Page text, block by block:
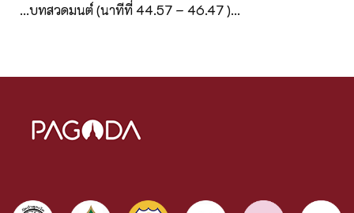
...บทสวดมนต์ (นาทีที่ 44.57 – 46.47 )...